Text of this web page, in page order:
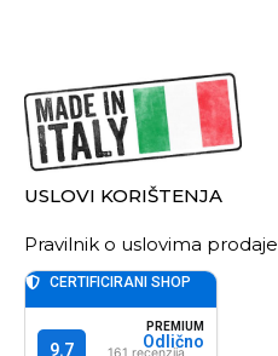
USLOVI KORIŠTENJA
Pravilnik o uslovima prodaje